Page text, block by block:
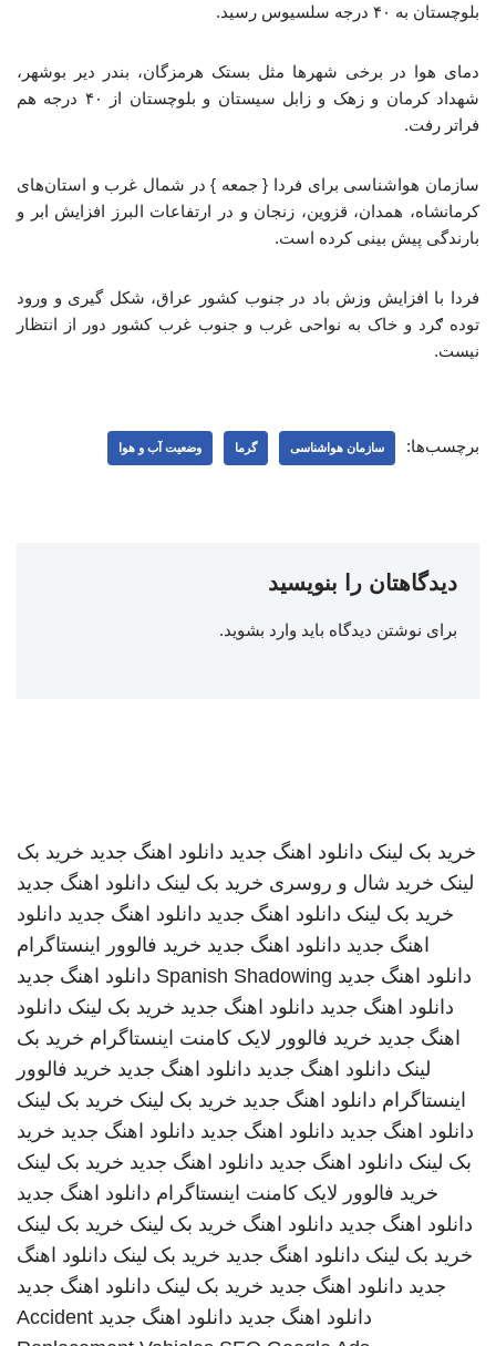
بلوچستان به ۴۰ درجه سلسیوس رسید.
دمای هوا در برخی شهرها مثل بستک هرمزگان، بندر دیر بوشهر،
شهداد کرمان و زهک و زابل سیستان و بلوچستان از ۴۰ درجه هم
فراتر رفت.
سازمان هواشناسی برای فردا { جمعه } در شمال غرب و استان‌های
کرمانشاه، همدان، قزوین، زنجان و در ارتفاعات البرز افزایش ابر و
بارندگی پیش بینی کرده است.
فردا با افزایش وزش باد در جنوب کشور عراق، شکل گیری و ورود
توده ګرد و خاک به نواحی غرب و جنوب غرب کشور دور از انتظار
نیست.
برچسب‌ها: سازمان هواشناسی گرما وضعیت آب و هوا
دیدگاهتان را بنویسید
برای نوشتن دیدگاه باید وارد بشوید.
خرید بک لینک دانلود اهنگ جدید دانلود اهنگ جدید خرید بک
لینک خرید شال و روسری خرید بک لینک دانلود اهنگ جدید
خرید بک لینک دانلود اهنگ جدید دانلود اهنگ جدید دانلود
اهنگ جدید دانلود اهنگ جدید خرید فالوور اینستاگرام
دانلود اهنگ جدید Spanish Shadowing دانلود اهنگ جدید
دانلود اهنگ جدید دانلود اهنگ جدید خرید بک لینک دانلود
اهنگ جدید خرید فالوور لایک کامنت اینستاگرام خرید بک
لینک دانلود اهنگ جدید دانلود اهنگ جدید خرید فالوور
اینستاگرام دانلود اهنگ جدید خرید بک لینک خرید بک لینک
دانلود اهنگ جدید دانلود اهنگ جدید دانلود اهنگ جدید خرید
بک لینک دانلود اهنگ جدید دانلود اهنگ جدید خرید بک لینک
خرید فالوور لایک کامنت اینستاگرام دانلود اهنگ جدید
دانلود اهنگ جدید دانلود اهنگ خرید بک لینک خرید بک لینک
خرید بک لینک دانلود اهنگ جدید خرید بک لینک دانلود اهنگ
جدید دانلود اهنگ جدید خرید بک لینک دانلود اهنگ جدید
دانلود اهنگ جدید دانلود اهنگ جدید Accident